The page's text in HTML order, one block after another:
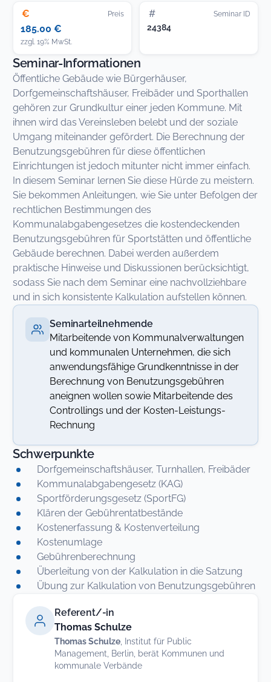
€ Preis
185.00 €
zzgl. 19% MwSt.
# Seminar ID
24384
Seminar-Informationen
Öffentliche Gebäude wie Bürgerhäuser,
Dorfgemeinschaftshäuser, Freibäder und Sporthallen
gehören zur Grundkultur einer jeden Kommune. Mit
ihnen wird das Vereinsleben belebt und der soziale
Umgang miteinander gefördert. Die Berechnung der
Benutzungsgebühren für diese öffentlichen
Einrichtungen ist jedoch mitunter nicht immer einfach.
In diesem Seminar lernen Sie diese Hürde zu meistern.
Sie bekommen Anleitungen, wie Sie unter Befolgen der
rechtlichen Bestimmungen des
Kommunalabgabengesetzes die kostendeckenden
Benutzungsgebühren für Sportstätten und öffentliche
Gebäude berechnen. Dabei werden außerdem
praktische Hinweise und Diskussionen berücksichtigt,
sodass Sie nach dem Seminar eine nachvollziehbare
und in sich konsistente Kalkulation aufstellen können.
Seminarteilnehmende
Mitarbeitende von Kommunalverwaltungen
und kommunalen Unternehmen, die sich
anwendungsfähige Grundkenntnisse in der
Berechnung von Benutzungsgebühren
aneignen wollen sowie Mitarbeitende des
Controllings und der Kosten-Leistungs-
Rechnung
Schwerpunkte
Dorfgemeinschaftshäuser, Turnhallen, Freibäder
Kommunalabgabengesetz (KAG)
Sportförderungsgesetz (SportFG)
Klären der Gebührentatbestände
Kostenerfassung & Kostenverteilung
Kostenumlage
Gebührenberechnung
Überleitung von der Kalkulation in die Satzung
Übung zur Kalkulation von Benutzungsgebühren
Referent/-in
Thomas Schulze
Thomas Schulze , Institut für Public
Management, Berlin, berät Kommunen und
kommunale Verbände